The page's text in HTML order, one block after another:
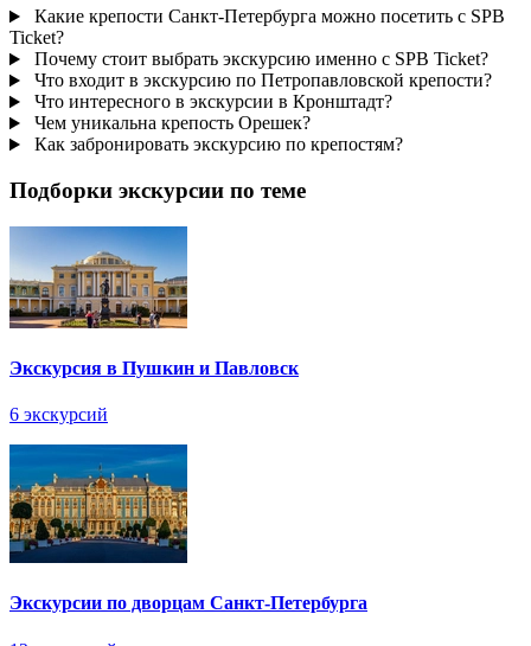
Какие крепости Санкт-Петербурга можно посетить с SPB
Ticket?
Почему стоит выбрать экскурсию именно с SPB Ticket?
Что входит в экскурсию по Петропавловской крепости?
Что интересного в экскурсии в Кронштадт?
Чем уникальна крепость Орешек?
Как забронировать экскурсию по крепостям?
Подборки экскурсии по теме
Экскурсия в Пушкин и Павловск
6 экскурсий
Экскурсии по дворцам Санкт-Петербурга